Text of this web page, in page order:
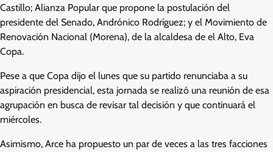
Castillo; Alianza Popular que propone la postulación del
presidente del Senado, Andrónico Rodríguez; y el Movimiento de
Renovación Nacional (Morena), de la alcaldesa de el Alto, Eva
Copa.
Pese a que Copa dijo el lunes que su partido renunciaba a su
aspiración presidencial, esta jornada se realizó una reunión de esa
agrupación en busca de revisar tal decisión y que continuará el
miércoles.
Asimismo, Arce ha propuesto un par de veces a las tres facciones